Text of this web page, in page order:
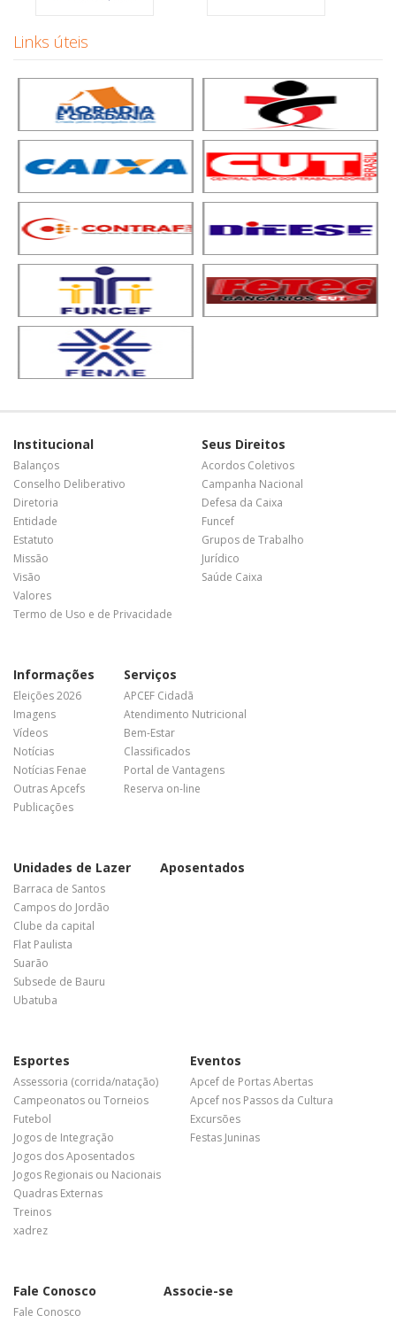
Links úteis
Institucional
Balanços
Conselho Deliberativo
Diretoria
Entidade
Estatuto
Missão
Visão
Valores
Termo de Uso e de Privacidade
Seus Direitos
Acordos Coletivos
Campanha Nacional
Defesa da Caixa
Funcef
Grupos de Trabalho
Jurídico
Saúde Caixa
Informações
Eleições 2026
Imagens
Vídeos
Notícias
Notícias Fenae
Outras Apcefs
Publicações
Serviços
APCEF Cidadã
Atendimento Nutricional
Bem-Estar
Classificados
Portal de Vantagens
Reserva on-line
Unidades de Lazer
Barraca de Santos
Campos do Jordão
Clube da capital
Flat Paulista
Suarão
Subsede de Bauru
Ubatuba
Aposentados
Esportes
Assessoria (corrida/natação)
Campeonatos ou Torneios
Futebol
Jogos de Integração
Jogos dos Aposentados
Jogos Regionais ou Nacionais
Quadras Externas
Treinos
xadrez
Eventos
Apcef de Portas Abertas
Apcef nos Passos da Cultura
Excursões
Festas Juninas
Fale Conosco
Fale Conosco
Associe-se